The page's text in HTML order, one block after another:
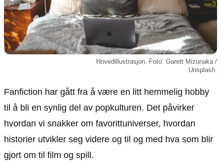
Informasjon
Om oss
Kontakt oss
Hovedillustrasjon. Foto: Garett Mizunaka /
Unsplash.
Fanfiction har gått fra å være en litt hemmelig hobby
til å bli en synlig del av popkulturen. Det påvirker
hvordan vi snakker om favorittuniverser, hvordan
historier utvikler seg videre og til og med hva som blir
gjort om til film og spill.